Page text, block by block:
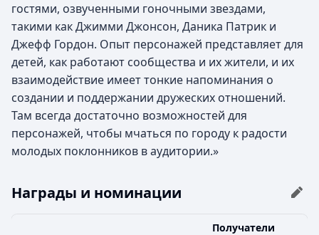
гостями, озвученными гоночными звездами,
такими как Джимми Джонсон, Даника Патрик и
Джефф Гордон. Опыт персонажей представляет для
детей, как работают сообщества и их жители, и их
взаимодействие имеет тонкие напоминания о
создании и поддержании дружеских отношений.
Там всегда достаточно возможностей для
персонажей, чтобы мчаться по городу к радости
молодых поклонников в аудитории.»
Награды и номинации
Получатели